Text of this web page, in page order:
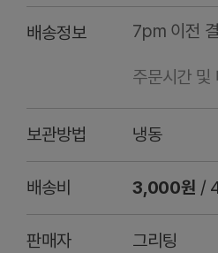
배송정보 7pm 이전
주문시간 및
보관방법 냉동
배송비 3,000원 /
판매자 그리팅